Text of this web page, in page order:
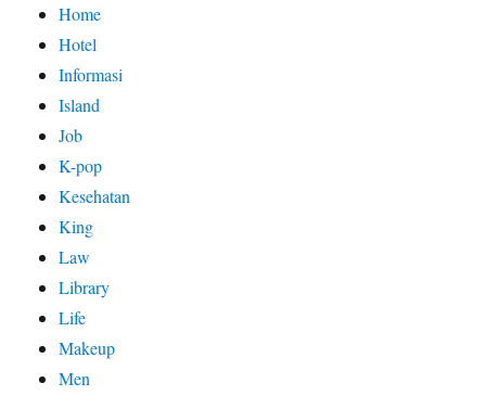
Home
Hotel
Informasi
Island
Job
K-pop
Kesehatan
King
Law
Library
Life
Makeup
Men